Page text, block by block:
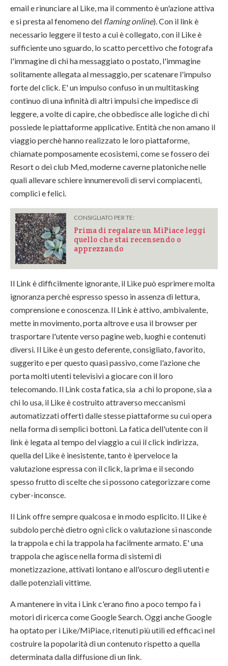
email e rinunciare al Like, ma il commento è un'azione attiva
e si presta al fenomeno del flaming online). Con il link è
necessario leggere il testo a cui è collegato, con il Like è
sufficiente uno sguardo, lo scatto percettivo che fotografa
l'immagine di chi ha messaggiato o postato, l'immagine
solitamente allegata al messaggio, per scatenare l'impulso
forte del click. E' un impulso confuso in un multitasking
continuo di una infinità di altri impulsi che impedisce di
leggere, a volte di capire, che obbedisce alle logiche di chi
possiede le piattaforme applicative. Entità che non amano il
viaggio perchè hanno realizzato le loro piattaforme,
chiamate pomposamente ecosistemi, come se fossero dei
Resort o dei club Med, moderne caverne platoniche nelle
quali allevare schiere innumerevoli di servi compiacenti,
complici e felici.
CONSIGLIATO PER TE:
Prima di regalare un MiPiace leggi
quello che stai recensendo o
apprezzando
Il Link è difficilmente ignorante, il Like può esprimere molta
ignoranza perchè espresso spesso in assenza di lettura,
comprensione e conoscenza. Il Link è attivo, ambivalente,
mette in movimento, porta altrove e usa il browser per
trasportare l'utente verso pagine web, luoghi e contenuti
diversi. Il Like è un gesto deferente, consigliato, favorito,
suggerito e per questo quasi passivo, come l'azione che
porta molti utenti televisivi a giocare con il loro
telecomando. Il Link costa fatica, sia a chi lo propone, sia a
chi lo usa, il Like è costruito attraverso meccanismi
automatizzati offerti dalle stesse piattaforme su cui opera
nella forma di semplici bottoni. La fatica dell'utente con il
link è legata al tempo del viaggio a cui il click indirizza,
quella del Like è inesistente, tanto è iperveloce la
valutazione espressa con il click, la prima e il secondo
spesso frutto di scelte che si possono categorizzare come
cyber-inconsce.
Il Link offre sempre qualcosa e in modo esplicito. Il Like è
subdolo perchè dietro ogni click o valutazione si nasconde
la trappola e chi la trappola ha facilmente armato. E' una
trappola che agisce nella forma di sistemi di
monetizzazione, attivati lontano e all'oscuro degli utenti e
dalle potenziali vittime.
A mantenere in vita i Link c'erano fino a poco tempo fa i
motori di ricerca come Google Search. Oggi anche Google
ha optato per i Like/MiPiace, ritenuti più utili ed efficaci nel
costruire la popolarità di un contenuto rispetto a quella
determinata dalla diffusione di un link.